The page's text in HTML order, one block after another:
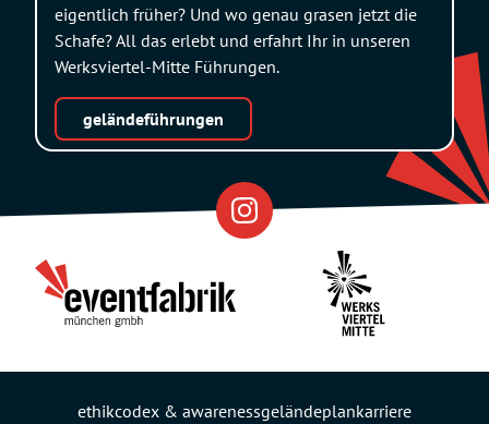
Partner
eigentlich früher? Und wo genau grasen jetzt die
Schafe? All das erlebt und erfahrt Ihr in unseren
Werksviertel-Mitte Führungen.
geländeführungen
ethikcodex & awarenessgeländeplankarriere